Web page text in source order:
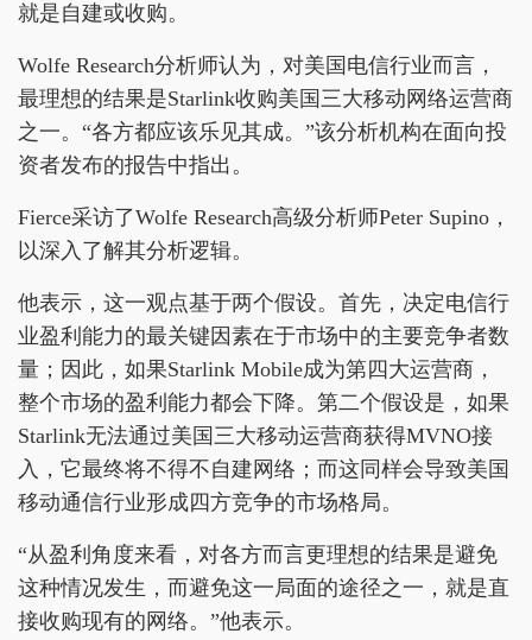
就是自建或收购。
Wolfe Research分析师认为，对美国电信行业而言，
最理想的结果是Starlink收购美国三大移动网络运营商
之一。“各方都应该乐见其成。”该分析机构在面向投
资者发布的报告中指出。
Fierce采访了Wolfe Research高级分析师Peter Supino，
以深入了解其分析逻辑。
他表示，这一观点基于两个假设。首先，决定电信行
业盈利能力的最关键因素在于市场中的主要竞争者数
量；因此，如果Starlink Mobile成为第四大运营商，
整个市场的盈利能力都会下降。第二个假设是，如果
Starlink无法通过美国三大移动运营商获得MVNO接
入，它最终将不得不自建网络；而这同样会导致美国
移动通信行业形成四方竞争的市场格局。
“从盈利角度来看，对各方而言更理想的结果是避免
这种情况发生，而避免这一局面的途径之一，就是直
接收购现有的网络。”他表示。